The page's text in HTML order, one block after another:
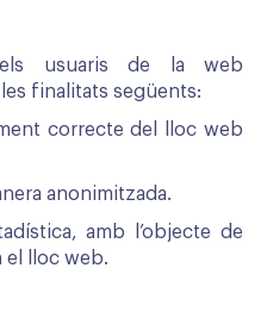
usuaris de la web
finalitats següents:
correcte del lloc web
anonimitzada.
amb l’objecte de
el lloc web.